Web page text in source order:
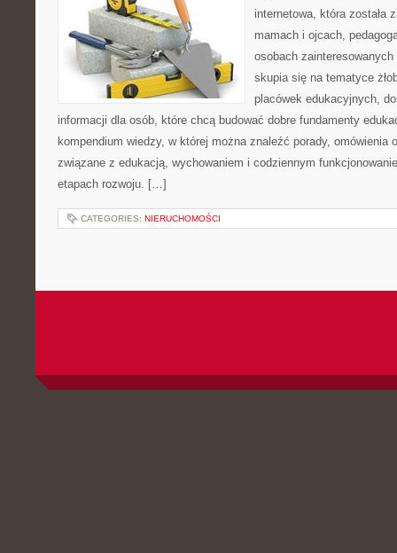
internetowa, która została
mamach i ojcach,
osobach
skupia się na tematyce
placówek edukacyjnych,
informacji dla osób, które chcą budować dobre fundamenty
kompendium wiedzy, w której można znaleźć porady, omówienia
związane z edukacją, wychowaniem i codziennym
etapach rozwoju. […]
CATEGORIES: NIERUCHOMOŚCI